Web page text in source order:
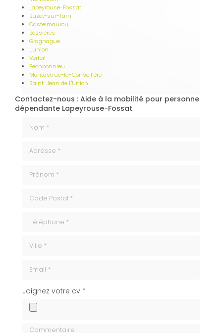
Lapeyrouse-Fossat
Buzet-sur-Tarn
Castelmaurou
Bessières
Gragnague
L'union
Verfeil
Pechbonnieu
Montastruc-la-Conseillère
Saint-Jean de L'Union
Contactez-nous : Aide à la mobilité pour personne
dépendante Lapeyrouse-Fossat
cv
Joignez votre cv *
Commentaire